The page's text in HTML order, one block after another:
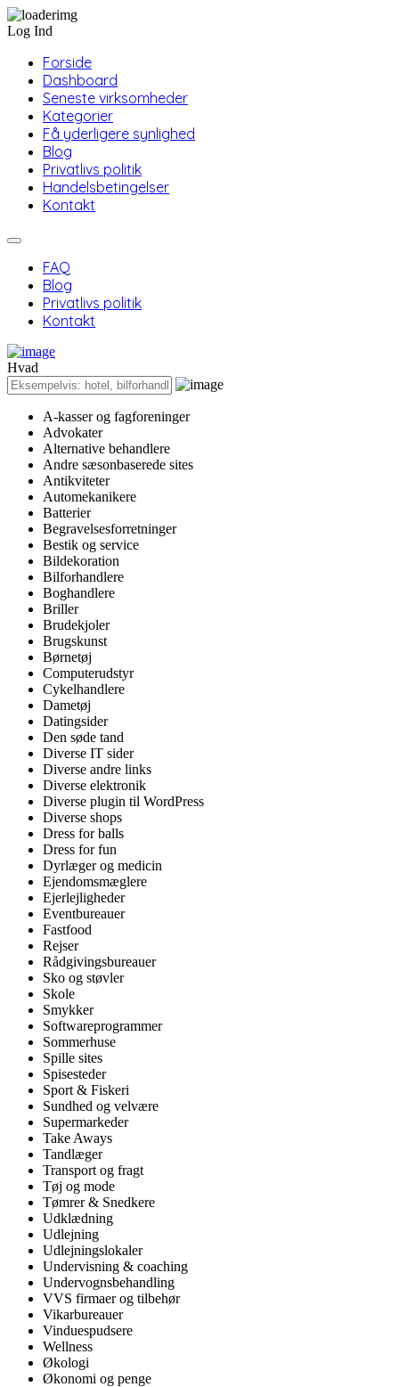
Log Ind
Forside
Dashboard
Seneste virksomheder
Kategorier
Få yderligere synlighed
Blog
Privatlivs politik
Handelsbetingelser
Kontakt
FAQ
Blog
Privatlivs politik
Kontakt
Hvad
A-kasser og fagforeninger
Advokater
Alternative behandlere
Andre sæsonbaserede sites
Antikviteter
Automekanikere
Batterier
Begravelsesforretninger
Bestik og service
Bildekoration
Bilforhandlere
Boghandlere
Briller
Brudekjoler
Brugskunst
Børnetøj
Computerudstyr
Cykelhandlere
Dametøj
Datingsider
Den søde tand
Diverse IT sider
Diverse andre links
Diverse elektronik
Diverse plugin til WordPress
Diverse shops
Dress for balls
Dress for fun
Dyrlæger og medicin
Ejendomsmæglere
Ejerlejligheder
Eventbureauer
Fastfood
Rejser
Rådgivingsbureauer
Sko og støvler
Skole
Smykker
Softwareprogrammer
Sommerhuse
Spille sites
Spisesteder
Sport & Fiskeri
Sundhed og velvære
Supermarkeder
Take Aways
Tandlæger
Transport og fragt
Tøj og mode
Tømrer & Snedkere
Udklædning
Udlejning
Udlejningslokaler
Undervisning & coaching
Undervognsbehandling
VVS firmaer og tilbehør
Vikarbureauer
Vinduespudsere
Wellness
Økologi
Økonomi og penge